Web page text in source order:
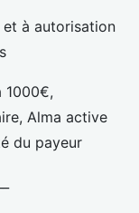
à autorisation
1000€,
Alma active
du payeur